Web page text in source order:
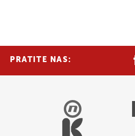
PRATITE NAS: